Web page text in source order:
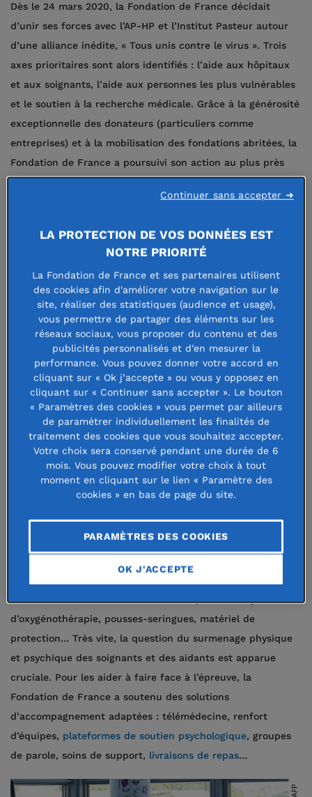
Dès le 24 mars 2020, la Fondation de France décidait
d’unir ses forces avec l’AP-HP et l’Institut Pasteur autour
d’une alliance inédite, « Tous unis contre le virus ». Trois
axes prioritaires sont alors identifiés : l’aide aux hôpitaux
et aux soignants, l’aide aux personnes les plus vulnérables
et le soutien à la recherche médicale. Grâce à la générosité
exceptionnelle des donateurs (particuliers comme
entreprises) et à la mobilisation des fondations abritées, la
Fondation de France a poursuivi son action au plus près
des besoins tout au long de cette année : elle a pu
notamment soutenir la relève du secteur associatif et
Ce sont plus de 41 millions d’euros qui ont été
collectés, pour financer plus de 850 projets.
Un an de mobilisation
L’aide aux hôpitaux et aux
soignants
la fourniture dematériel médical: respirateurs, systèmes
d’oxygénothérapie, pousses-seringues, matériel de
protection... Très vite, la question du surmenage physique
et psychique des soignants et des aidants est apparue
cruciale. Pour les aider à faire face à l’épreuve, la
Fondation de France a soutenu des solutions
d’accompagnement adaptées : télémédecine, renfort
d’équipes, plateformes de soutien psychologique, groupes
de parole, soins de support, livraisons de repas…
LA PROTECTION DE VOS DONNÉES EST
NOTRE PRIORITÉ
La Fondation de France et ses partenaires utilisent
des cookies afin d'améliorer votre navigation sur le
site, réaliser des statistiques (audience et usage),
vous permettre de partager des éléments sur les
réseaux sociaux, vous proposer du contenu et des
publicités personnalisés et d’en mesurer la
performance. Vous pouvez donner votre accord en
cliquant sur « Ok j’accepte » ou vous y opposez en
cliquant sur « Continuer sans accepter ». Le bouton
« Paramètres des cookies » vous permet par ailleurs
de paramétrer individuellement les finalités de
traitement des cookies que vous souhaitez accepter.
Votre choix sera conservé pendant une durée de 6
mois. Vous pouvez modifier votre choix à tout
moment en cliquant sur le lien « Paramètre des
cookies » en bas de page du site.
PARAMÈTRES DES COOKIES
OK J'ACCEPTE
Continuer sans accepter ➜